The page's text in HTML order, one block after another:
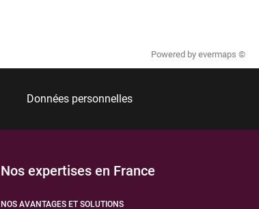
Powered by evermaps ©
Données personnelles
Nos expertises en France
NOS AVANTAGES ET SOLUTIONS